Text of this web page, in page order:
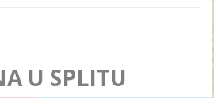
U SPLITU